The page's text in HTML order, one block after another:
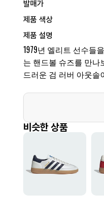
발매가
제품 색상
제품 설명
1979년 엘리트 선수들
는 핸드볼 슈즈를 만나
드러운 검 러버 아웃
비슷한 상품